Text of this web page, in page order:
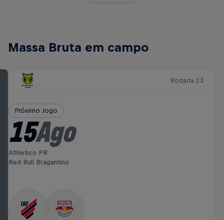
Massa Bruta em campo
Rodada 23
Próximo Jogo
15Ago
Athletico PR
Red Bull Bragantino